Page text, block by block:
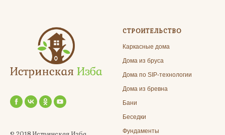
СТРОИТЕЛЬСТВО
Каркасные дома
Дома из бруса
Дома по SIP-технологии
Дома из бревна
Бани
Беседки
Фундаменты